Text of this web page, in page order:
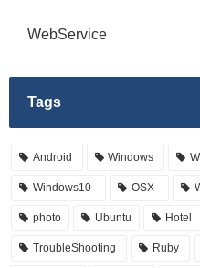
WebService
Tags
Android Windows
Windows10 OSX
photo Ubuntu Hotel
TroubleShooting Ruby